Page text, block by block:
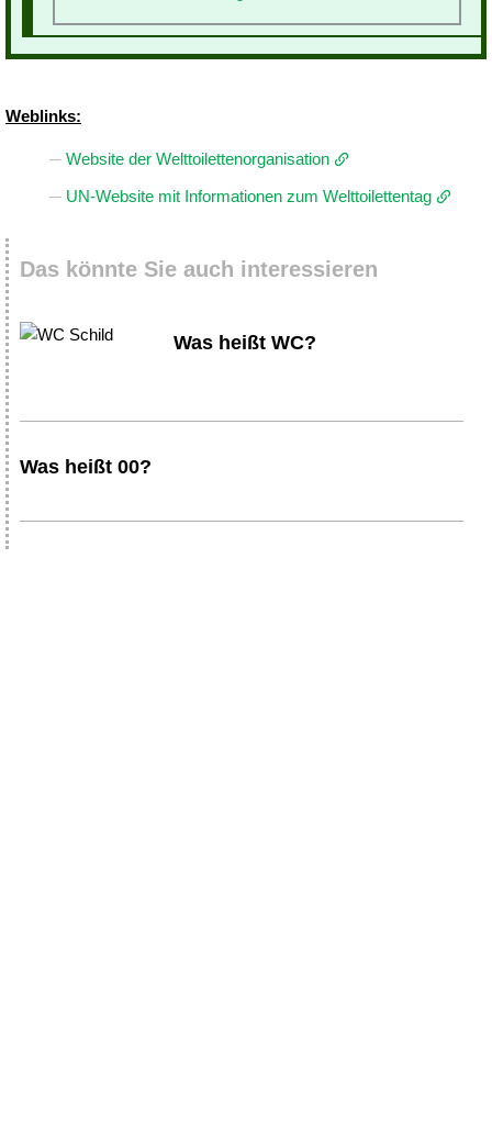
Weblinks:
Website der Welttoilettenorganisation
UN-Website mit Informationen zum Welttoilettentag
Das könnte Sie auch interessieren
Was heißt WC?
Was heißt 00?